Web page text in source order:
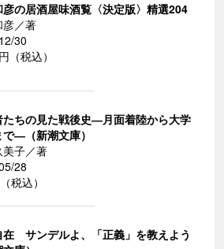
彦の居酒屋味酒覧〈決定版〉精選204
彦／著
30
（税込）
たちの見た戦後史―月面着陸から大学
で―（新潮文庫）
子／著
28
税込）
在 サンデルよ、「正義」を教えよう